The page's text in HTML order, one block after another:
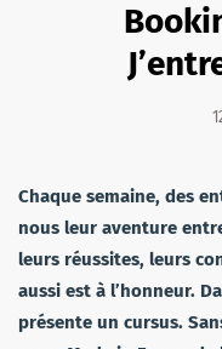
Chaque semaine, des
nous leur aventure
leurs réussites, leurs
aussi est à l’honneur.
présente un cursus.